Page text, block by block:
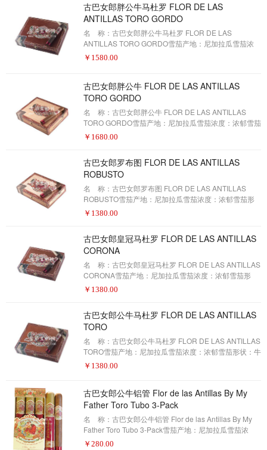
化遗产开始了。在所有盒装的大小，从选择尼加拉瓜的
库班-种子烟草，到精致的尼加拉瓜太阳长大的包装叶
子，到华丽的包装，这些中型的puros是超光滑的，提供
了完美平衡的口味的奶
古巴女郎胖公牛马杜罗 FLOR DE LAS
ANTILLAS TORO GORDO
名 称：古巴女郎胖公牛马杜罗 FLOR DE LAS
ANTILLAS TORO GORDO雪茄产地：尼加拉瓜雪茄浓
度：浓郁雪茄形状：公牛雪茄尺寸：6 .5 X 56包装数
遗产开始了。在所有盒装的大小，从选择尼加拉瓜的库
班-种子烟草，到精致的尼加拉瓜太阳长大的包装叶子，
到华丽的包装，这些中型的puros是超光滑的，提供了完
美平衡的口味的奶油组合。现
￥ 1580.00
古巴女郎胖公牛 FLOR DE LAS ANTILLAS
TORO GORDO
名 称：古巴女郎胖公牛 FLOR DE LAS ANTILLAS
TORO GORDO雪茄产地：尼加拉瓜雪茄浓度：浓郁雪茄
形状：公牛雪茄尺寸：6 X 56包装数量：20制作方式：
源的敬意。他们首先将来自尼加拉瓜的古巴种子烟草的
雪茄，从他们的太阳种植到尼加拉瓜的包装上，使他们
的口味更加平稳和平衡。
￥ 1680.00
古巴女郎罗布图 FLOR DE LAS ANTILLAS
ROBUSTO
名 称：古巴女郎罗布图 FLOR DE LAS ANTILLAS
ROBUSTO雪茄产地：尼加拉瓜雪茄浓度：浓郁雪茄形
状：罗布图雪茄尺寸：5 X 50包装数量：20制作方式：
子。它们是来自太阳的顶级雪茄，来自于尼加拉瓜的古
巴种子烟草。
￥ 1380.00
古巴女郎皇冠马杜罗 FLOR DE LAS ANTILLAS
CORONA
名 称：古巴女郎皇冠马杜罗 FLOR DE LAS ANTILLAS
CORONA雪茄产地：尼加拉瓜雪茄浓度：浓郁雪茄形
状：皇冠雪茄尺寸：5. 5/8 x 46包装数量：20制作方式：
有盒装的大小，从选择尼加拉瓜的库班-种子烟草，到精
致的尼加拉瓜太阳长大的包装叶子，到华丽的包装，这
些中型的puros是超光滑的，提供了完美平衡的口味的奶
油组合。现在订购
￥ 1380.00
古巴女郎公牛马杜罗 FLOR DE LAS ANTILLAS
TORO
名 称：古巴女郎公牛马杜罗 FLOR DE LAS ANTILLAS
TORO雪茄产地：尼加拉瓜雪茄浓度：浓郁雪茄形状：牛
马雪茄尺寸：6 X 52包装数量：20制作方式：手工描
大小，从选择尼加拉瓜的库班-种子烟草，到精致的尼加
拉瓜太阳长大的包装叶子，到华丽的包装，这些中型的
puros是超光滑的，提供了完美平衡的口味的奶油组合。
现在订购这些高额定的雪
￥ 1380.00
古巴女郎公牛铝管 Flor de las Antillas By My
Father Toro Tubo 3-Pack
名 称：古巴女郎公牛铝管 Flor de las Antillas By My
Father Toro Tubo 3-Pack雪茄产地：尼加拉瓜雪茄浓
度：浓郁雪茄形状：公牛雪茄尺寸：6 X 50包装数量：3
￥ 280.00